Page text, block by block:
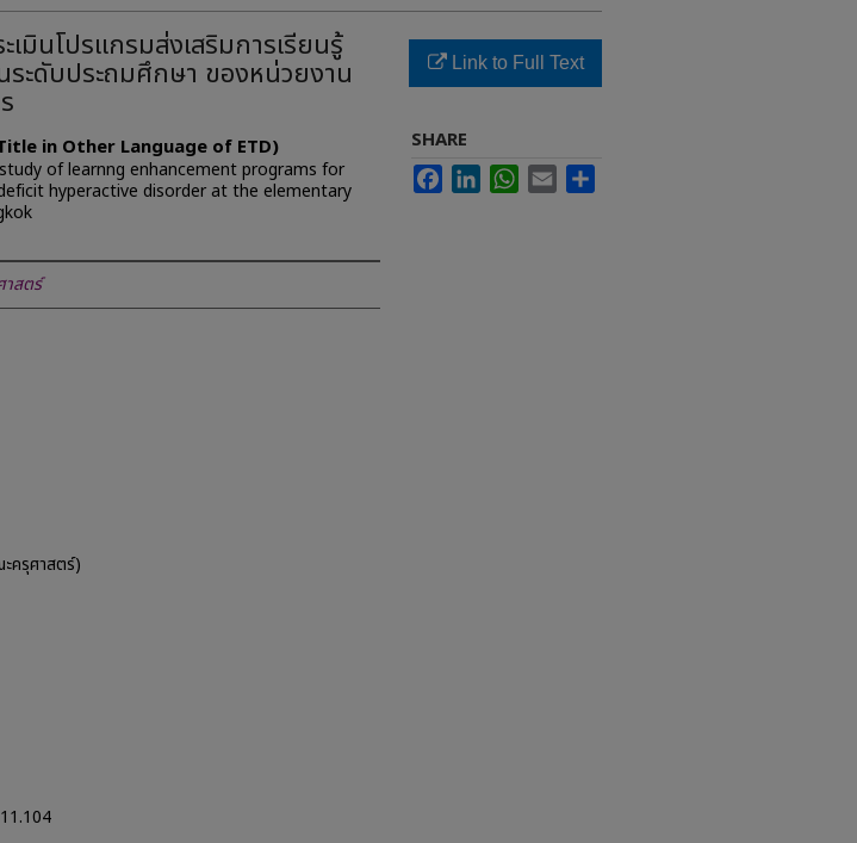
ะเมินโปรแกรมส่งเสริมการเรียนรู้
ระดับประถมศึกษา ของหน่วยงาน
in Other Language of ETD)
of learnng enhancement programs for
hyperactive disorder at the elementary
สตร์
ครุศาสตร์)
Link to Full Text
SHARE
FacebookLinkedInWhatsApp
Email